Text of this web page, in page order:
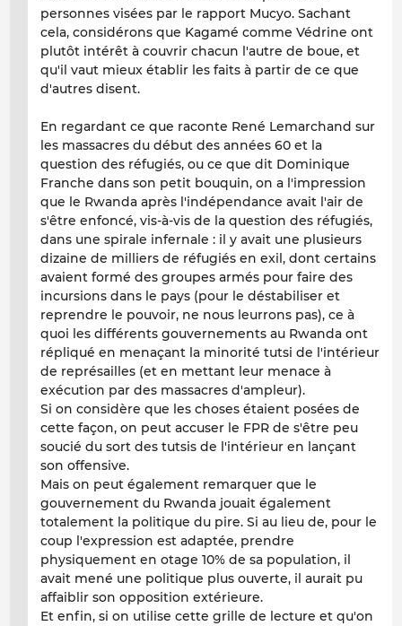
personnes visées par le rapport Mucyo. Sachant
cela, considérons que Kagamé comme Védrine ont
plutôt intérêt à couvrir chacun l'autre de boue, et
qu'il vaut mieux établir les faits à partir de ce que
d'autres disent.
En regardant ce que raconte René Lemarchand sur
les massacres du début des années 60 et la
question des réfugiés, ou ce que dit Dominique
Franche dans son petit bouquin, on a l'impression
que le Rwanda après l'indépendance avait l'air de
s'être enfoncé, vis-à-vis de la question des réfugiés,
dans une spirale infernale : il y avait une plusieurs
dizaine de milliers de réfugiés en exil, dont certains
avaient formé des groupes armés pour faire des
incursions dans le pays (pour le déstabiliser et
reprendre le pouvoir, ne nous leurrons pas), ce à
quoi les différents gouvernements au Rwanda ont
répliqué en menaçant la minorité tutsi de l'intérieur
de représailles (et en mettant leur menace à
exécution par des massacres d'ampleur).
Si on considère que les choses étaient posées de
cette façon, on peut accuser le FPR de s'être peu
soucié du sort des tutsis de l'intérieur en lançant
son offensive.
Mais on peut également remarquer que le
gouvernement du Rwanda jouait également
totalement la politique du pire. Si au lieu de, pour le
coup l'expression est adaptée, prendre
physiquement en otage 10% de sa population, il
avait mené une politique plus ouverte, il aurait pu
affaiblir son opposition extérieure.
Et enfin, si on utilise cette grille de lecture et qu'on